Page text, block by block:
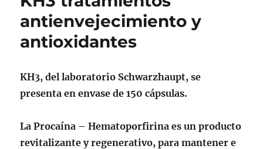
antienvejecimiento y
antioxidantes
KH3, del laboratorio Schwarzhaupt, se
presenta en envase de 150 cápsulas.
La Procaína – Hematoporfirina es un producto
revitalizante y regenerativo, para mantener e